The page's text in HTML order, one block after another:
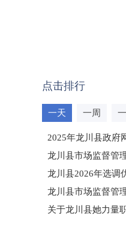
点击排行
一天 一周
2025年龙川县政府
龙川县市场监督管
龙川县2026年选调
龙川县市场监督管
（龙市监罚送告〔
关于龙川县她力量